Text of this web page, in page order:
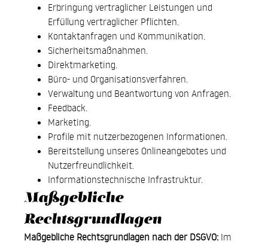
Erbringung vertraglicher Leistungen und
Erfüllung vertraglicher Pflichten.
Kontaktanfragen und Kommunikation.
Sicherheitsmaßnahmen.
Direktmarketing.
Büro- und Organisationsverfahren.
Verwaltung und Beantwortung von Anfragen.
Feedback.
Marketing.
Profile mit nutzerbezogenen Informationen.
Bereitstellung unseres Onlineangebotes und
Nutzerfreundlichkeit.
Informationstechnische Infrastruktur.
Maßgebliche
Rechtsgrundlagen
Maßgebliche Rechtsgrundlagen nach der DSGVO: Im